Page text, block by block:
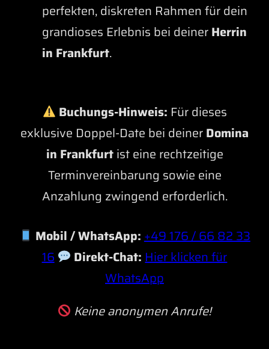
perfekten, diskreten Rahmen für dein
grandioses Erlebnis bei deinerHerrin
in Frankfurt.
Buchungs-Hinweis: Für dieses
exklusive Doppel-Date bei deinerDomina
in Frankfurtist eine rechtzeitige
Terminvereinbarung sowie eine
Anzahlung zwingend erforderlich.
Mobil / WhatsApp:+49 176 / 66 82 33
16
Direkt-Chat:Hier klicken für
WhatsApp
Keine anonymen Anrufe!